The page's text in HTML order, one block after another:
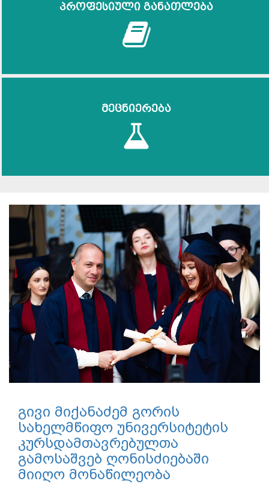
პროფესიული განათლება
მეცნიერება
გივი მიქანაძემ გორის
სახელმწიფო უნივერსიტეტის
კურსდამთავრებულთა
გამოსაშვებ ღონისძიებაში
მიიღო მონაწილეობა